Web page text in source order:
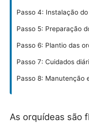
Passo 4: Instalação
Passo 5: Preparação
Passo 6: Plantio das
Passo 7: Cuidados
Passo 8: Manutenção
As orquídeas são